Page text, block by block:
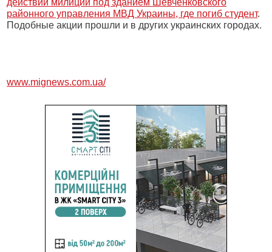
действий милиции под зданием Шевченковского
районного управления МВД Украины, где погиб студент.
Подобные акции прошли и в других украинских городах.
www.mignews.com.ua/